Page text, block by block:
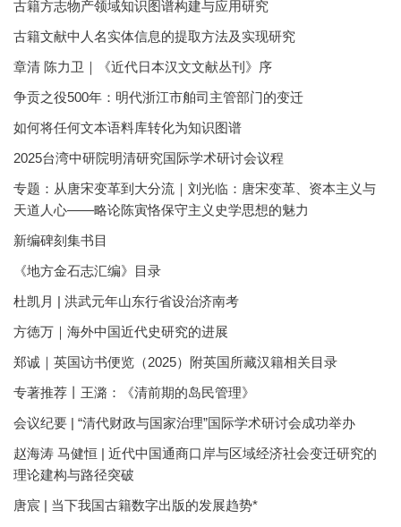
古籍方志物产领域知识图谱构建与应用研究
古籍文献中人名实体信息的提取方法及实现研究
章清 陈力卫｜《近代日本汉文文献丛刊》序
争贡之役500年：明代浙江市舶司主管部门的变迁
如何将任何文本语料库转化为知识图谱
2025台湾中研院明清研究国际学术研讨会议程
专题：从唐宋变革到大分流｜刘光临：唐宋变革、资本主义与
天道人心——略论陈寅恪保守主义史学思想的魅力
新编碑刻集书目
《地方金石志汇编》目录
杜凯月 | 洪武元年山东行省设治济南考
方徳万｜海外中国近代史研究的进展
郑诚｜英国访书便览（2025）附英国所藏汉籍相关目录
专著推荐丨王潞：《清前期的岛民管理》
会议纪要 | “清代财政与国家治理”国际学术研讨会成功举办
赵海涛 马健恒 | 近代中国通商口岸与区域经济社会变迁研究的
理论建构与路径突破
唐宸 | 当下我国古籍数字出版的发展趋势*